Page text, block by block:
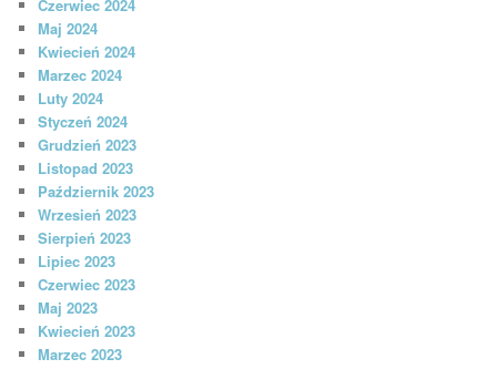
Czerwiec 2024
Maj 2024
Kwiecień 2024
Marzec 2024
Luty 2024
Styczeń 2024
Grudzień 2023
Listopad 2023
Październik 2023
Wrzesień 2023
Sierpień 2023
Lipiec 2023
Czerwiec 2023
Maj 2023
Kwiecień 2023
Marzec 2023